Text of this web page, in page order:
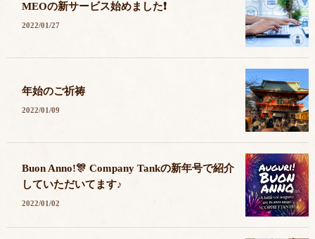
MEOの新サービス始めました❗️
2022/01/27
年始のご祈祷
2022/01/09
Buon Anno!🎊 Company Tankの新年号で紹介
していただいてます♪
2022/01/02